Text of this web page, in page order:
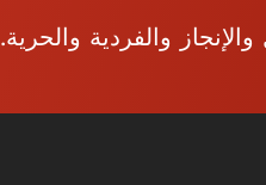
والفردية والحرية.